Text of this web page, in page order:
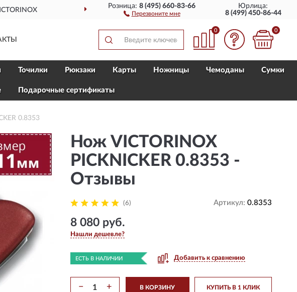
ДОСТАВИМПО ВСЕЙ РОССИИ
Розница:8 (495) 660-83-66
Перезвоните мне
Юрлица:
8 (499) 450-86-44
0 0
Точилки Рюкзаки Карты Ножницы Чемоданы Сумки
Подарочные сертификаты
0.8353
Нож VICTORINOX
PICKNICKER 0.8353 -
Отзывы
(6) Артикул: 0.8353
8 080 руб.
Нашли дешевле?
ЕСТЬ В НАЛИЧИИ Добавить к сравнению
− + В КОРЗИНУ КУПИТЬ В 1 КЛИК